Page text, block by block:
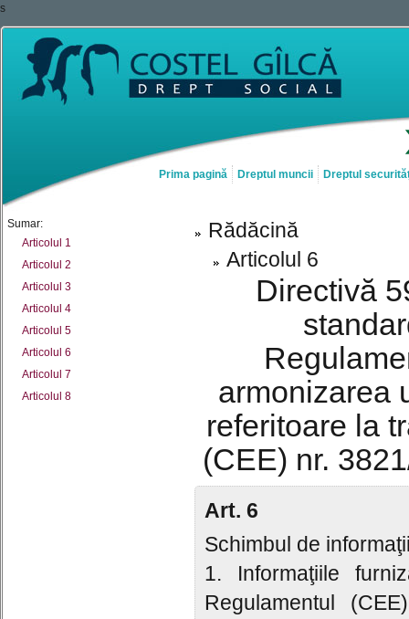
s
Prima pagină Dreptul muncii Dreptul
Sumar:
Articolul 1
Articolul 2
Articolul 3
Articolul 4
Articolul 5
Articolul 6
Articolul 7
Articolul 8
Rădăcină
Articolul 6
Directivă
armonizarea
referitoare la
(CEE) nr.
Art. 6
Schimbul de
1. Informaţiile
Regulamentul